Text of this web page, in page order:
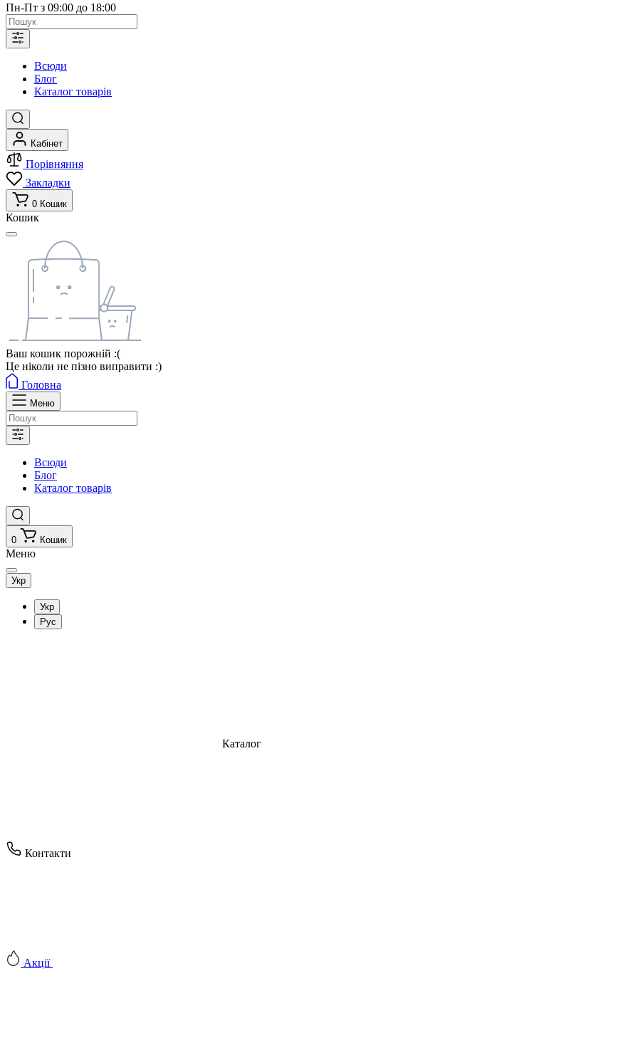
Пн-Пт з 09:00 до 18:00
Всюди
Блог
Каталог товарів
Кабінет
Порівняння
Закладки
0 Кошик
Кошик
Ваш кошик порожній :(
Це ніколи не пізно виправити :)
Головна
Меню
Всюди
Блог
Каталог товарів
0 Кошик
Меню
Укр
Укр
Рус
Каталог
Контакти
Акції